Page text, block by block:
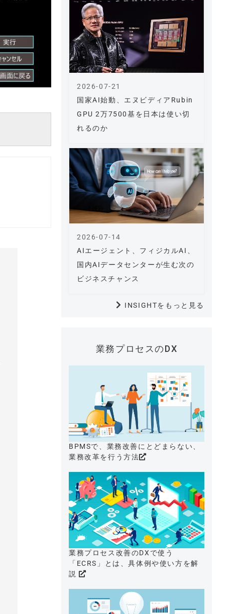
国家AI始動、エヌビディアRubin
GPU 2万7500基を日本は使い切
れるのか
2026-07-21
AIエージェント、フィジカルAI、
国内AIデータセンターが生む次の
ビジネスチャンス
2026-07-14
INSIGHTをもっと見る
業務プロセスのDX
BPMSで、業務改善にとどまらない、
業務改革を行う方法
業務プロセス改善のDXで使う
「ECRS」とは、具体例や使い方を解
説